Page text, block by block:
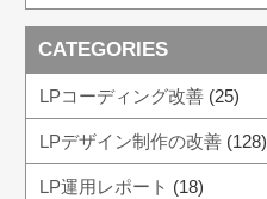
CATEGORIES
LPコーディング改善(25)
LPデザイン制作の改善(128)
LP運用レポート (18)